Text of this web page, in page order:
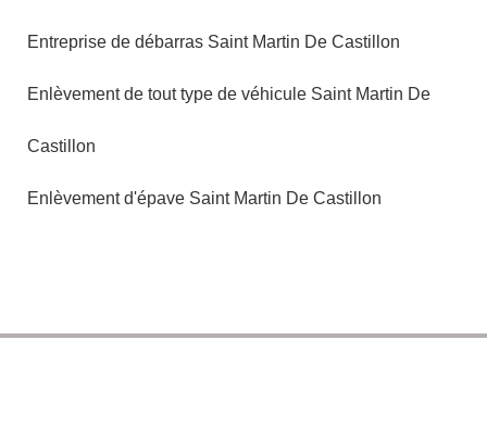
Entreprise de débarras Saint Martin De Castillon
Enlèvement de tout type de véhicule Saint Martin De
Castillon
Enlèvement d'épave Saint Martin De Castillon